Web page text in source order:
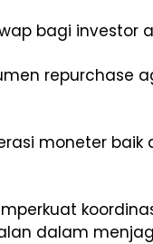
bagi investor
repurchase
moneter
dalam